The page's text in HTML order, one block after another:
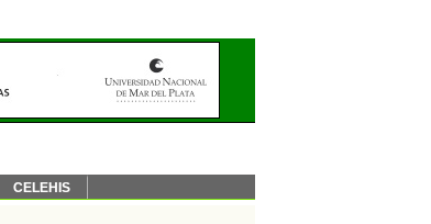
CELEHIS